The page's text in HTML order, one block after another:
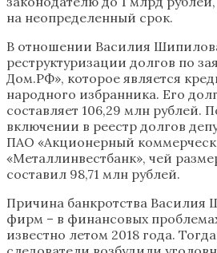
на неопределенный срок.
В отношении Василия
реструктуризации долгов по
Дом.РФ», которое является
народного избранника. Его
составляет 106,29 млн рублей.
включении в реестр долгов
ПАО «Акционерный
«Металлинвестбанк», чей
составил 98,71 млн рублей.
Причина банкротства Василия
фирм – в финансовых
известно летом 2018 года.